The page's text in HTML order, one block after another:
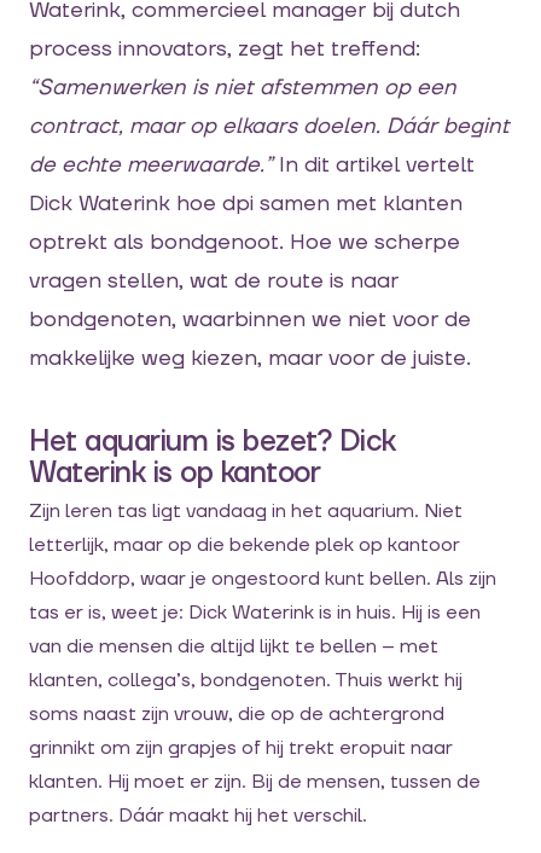
Waterink, commercieel manager bij dutch
process innovators, zegt het treffend:
“Samenwerken is niet afstemmen op een
contract, maar op elkaars doelen. Dáár begint
de echte meerwaarde.”In dit artikel vertelt
Dick Waterink hoe dpi samen met klanten
optrekt als bondgenoot. Hoe we scherpe
vragen stellen, wat de route is naar
bondgenoten, waarbinnen we niet voor de
makkelijke weg kiezen, maar voor de juiste.
Het aquarium is bezet? Dick
Waterink is op kantoor
Zijn leren tas ligt vandaag in het aquarium. Niet
letterlijk, maar op die bekende plek op kantoor
Hoofddorp, waar je ongestoord kunt bellen. Als zijn
tas er is, weet je: Dick Waterink is in huis. Hij is een
van die mensen die altijd lijkt te bellen – met
klanten, collega’s, bondgenoten. Thuis werkt hij
soms naast zijn vrouw, die op de achtergrond
grinnikt om zijn grapjes of hij trekt eropuit naar
klanten. Hij moet er zijn. Bij de mensen, tussen de
partners. Dáár maakt hij het verschil.